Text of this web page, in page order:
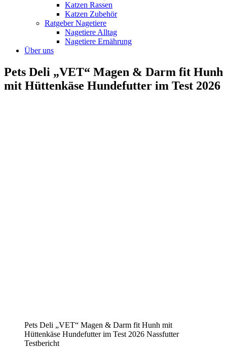
Katzen Rassen
Katzen Zubehör
Ratgeber Nagetiere
Nagetiere Alltag
Nagetiere Ernährung
Über uns
Pets Deli „VET“ Magen & Darm fit Hunh
mit Hüttenkäse Hundefutter im Test 2026
Pets Deli „VET“ Magen & Darm fit Hunh mit
Hüttenkäse Hundefutter im Test 2026 Nassfutter
Testbericht